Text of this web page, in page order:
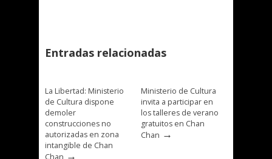
Entradas relacionadas
La Libertad: Ministerio
de Cultura dispone
demoler
construcciones no
autorizadas en zona
intangible de Chan
Chan →
Ministerio de Cultura
invita a participar en
los talleres de verano
gratuitos en Chan
Chan →